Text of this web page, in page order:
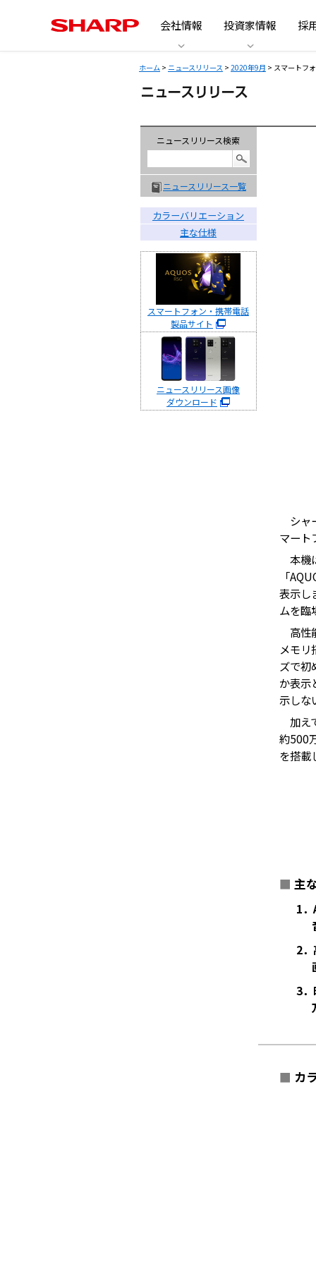
会社情報 投資家情報 採
ホーム > ニュースリリース > 2020年9月 > スマートフ
ニュースリリース検索
ニュースリリース一覧
カラーバリエーション
主な仕様
スマートフォン・携帯電話
製品サイト
ニュースリリース画像
ダウンロード
シャ
マート
本機
「
表示し
ムを臨
高性
メモ
ズで初
か表示
示しな
加え
約500
を搭載
■ 主
1
2
3．
■ カ